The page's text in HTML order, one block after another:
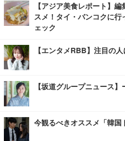
【アジア美食レポート】
スメ！タイ・バンコクに
ェック
【エンタメRBB】注目の
【坂道グループニュース
今観るべきオススメ「韓国